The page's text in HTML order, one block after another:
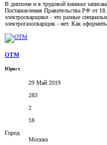
В дипломе и в трудовой книжке
Постановления Правительства РФ от
электросварщики - это разные
электрогазосварщик - нет. Как
OTM
Юрист
29 Май 2019
283
2
18
Город
Москва